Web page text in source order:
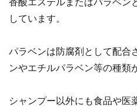
香酸エステルまたはパラベン
しています。
パラベンは防腐剤として配合
ンやエチルパラベン等の種類
シャンプー以外にも食品や医